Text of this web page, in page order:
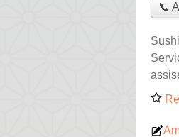
📞
Sushi